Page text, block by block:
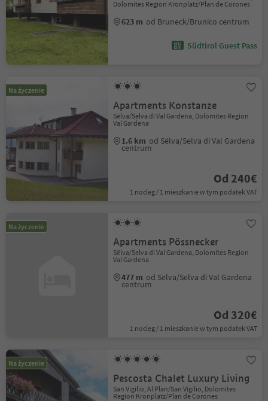
Dolomites Region Kronplatz/Plan de Corones
623 m od Bruneck/Brunico centrum
Südtirol Guest Pass
Na życzenie
Apartments Konstanze
Sëlva/Selva di Val Gardena, Dolomites Region
Val Gardena
1.6 km od Sëlva/Selva di Val Gardena
centrum
Od 240€
1 nocleg / 1 mieszkanie w tym podatek VAT
Na życzenie
Apartments Pössnecker
Sëlva/Selva di Val Gardena, Dolomites Region
Val Gardena
477 m od Sëlva/Selva di Val Gardena
centrum
Od 320€
1 nocleg / 1 mieszkanie w tym podatek VAT
Na życzenie
Pescosta Chalet Luxury Living
San Vigilio, Al Plan/San Vigilio, Dolomites
Region Kronplatz/Plan de Corones